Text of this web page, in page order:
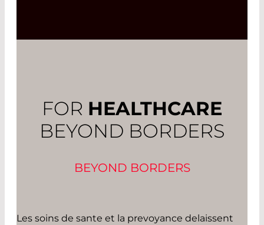
FOR HEALTHCARE
BEYOND BORDERS
BEYOND BORDERS
Les soins de sante et la prevoyance delaissent